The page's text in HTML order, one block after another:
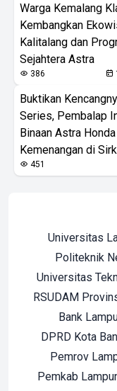
Warga Kemalang
Kembangkan
Kalitalang dan
Sejahtera Astra
386
Buktikan
Series, Pembalap
Binaan Astra
Kemenangan di
451
Universitas
Politeknik
Universitas
RSUDAM
Bank
DPRD Kota
Pemrov
Pemkab